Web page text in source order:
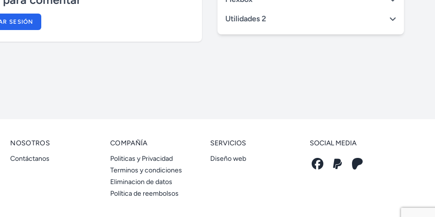
SESIÓN Utilidades 2
NOSOTROS
Contáctanos
COMPAÑÍA
Politicas y Privacidad
Terminos y condiciones
Eliminacion de datos
Política de reembolsos
SERVICIOS
Diseño web
SOCIAL MEDIA